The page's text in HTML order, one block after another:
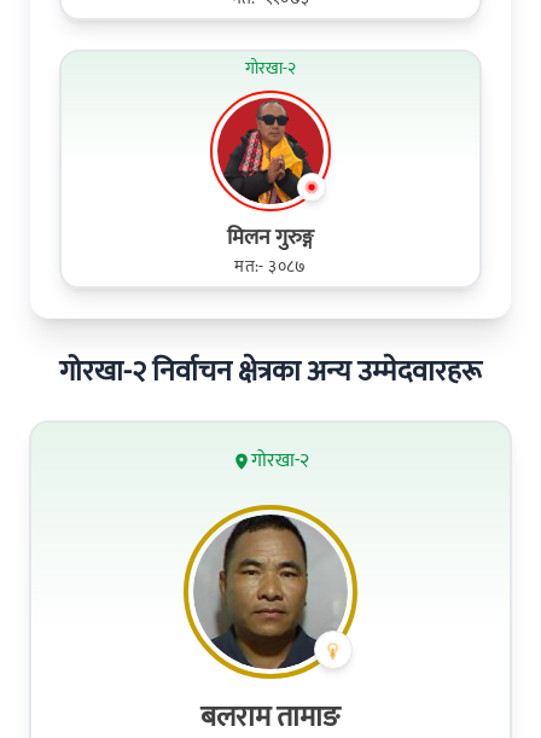
गोरखा-२
मिलन गुरुङ्ग
मत:- ३०८७
गोरखा-२ निर्वाचन क्षेत्रका अन्य उम्मेदवारहरू
गोरखा-२
बलराम तामाङ